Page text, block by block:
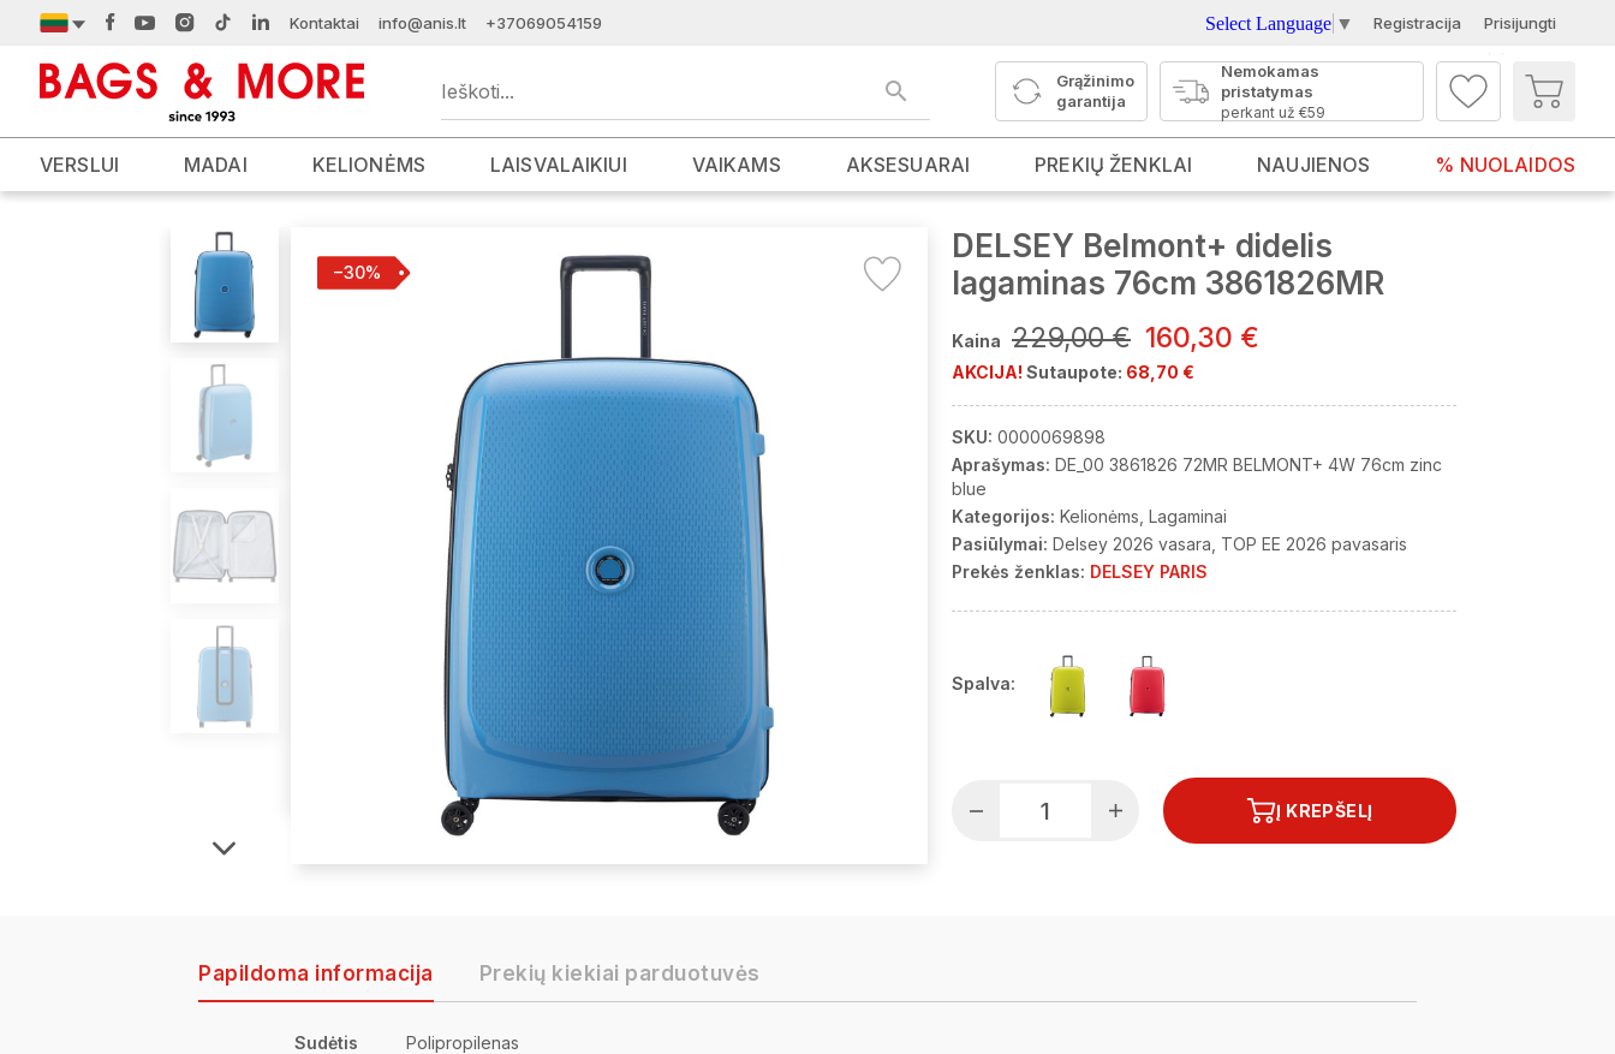
Kontaktai info@anis.lt +37069054159 Select Language ▼ Registracija Prisijungti
Grąžinimo
garantija
Nemokamas
pristatymas
perkant už €59
VERSLUI MADAI KELIONĖMS LAISVALAIKIUI VAIKAMS AKSESUARAI PREKIŲ ŽENKLAI NAUJIENOS % NUOLAIDOS
−30%
DELSEY Belmont+ didelis
lagaminas 76cm 3861826MR
Kaina 229,00 € 160,30 €
AKCIJA! Sutaupote: 68,70 €
SKU: 0000069898
Aprašymas: DE_00 3861826 72MR BELMONT+ 4W 76cm zinc
blue
Kategorijos: Kelionėms Lagaminai
Pasiūlymai: Delsey 2026 vasara TOP EE 2026 pavasaris
Prekės ženklas: DELSEY PARIS
Spalva:
Į KREPŠELĮ
Papildoma informacija Prekių kiekiai parduotuvės
Sudėtis Polipropilenas